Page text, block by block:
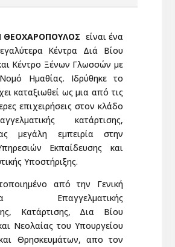
ΘΕΟΧΑΡΟΠΟΥΛΟΣ είναι ένα
Κέντρα Διά Βίου
Κέντρο Ξένων Γλωσσών με
Ημαθίας. Ιδρύθηκε το
καταξιωθεί ως μια από τις
επιχειρήσεις στον κλάδο
κατάρτισης,
μεγάλη εμπειρία στην
Εκπαίδευσης και
Υποστήριξης.
από την Γενική
Επαγγελματικής
Κατάρτισης, Δια Βίου
Νεολαίας του Υπουργείου
Θρησκευμάτων, απο τον